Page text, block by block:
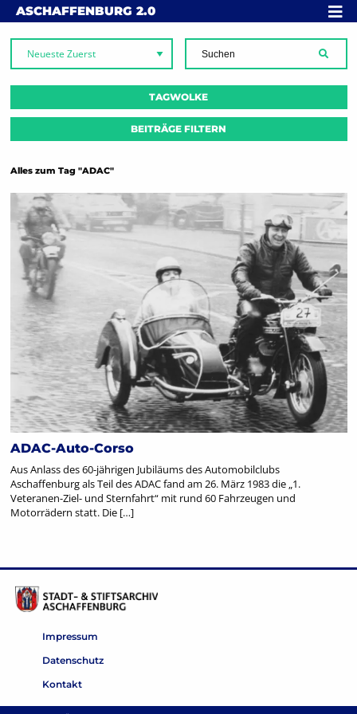
Skip to content
ASCHAFFENBURG 2.0 MENÜ
TAGWOLKE
BEITRÄGE FILTERN
Alles zum Tag "ADAC"
ADAC-Auto-Corso
Aus Anlass des 60-jährigen Jubiläums des Automobilclubs
Aschaffenburg als Teil des ADAC fand am 26. März 1983 die „1.
Veteranen-Ziel- und Sternfahrt“ mit rund 60 Fahrzeugen und
Motorrädern statt. Die […]
Impressum
Datenschutz
Kontakt